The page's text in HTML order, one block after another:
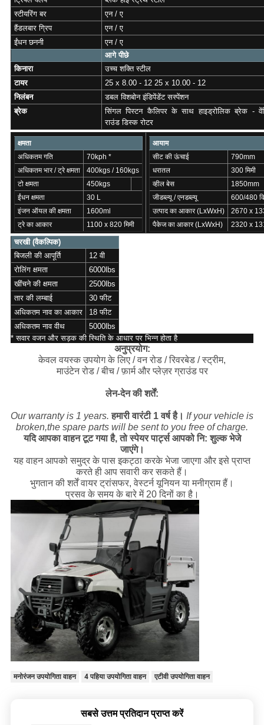
स्टीयरिंग बर
एन / ए
हैंडलबार ग्रिप
एन / ए
ईंधन छननी
एन / ए
आगे पीछे
किनारा
उच्च शक्ति स्टील
टायर
25 x 8.00 - 12 25 x 10.00 - 12
निलंबन
डबल विशबोन इंडिपेंडेंट सस्पेंशन
ब्रेक
सिंगल पिस्टन कैलिपर के साथ हाइड्रोलिक ब्रेक -
राउंड डिस्क रोटर
क्षमता
अधिकतम गति
70kph *
अधिकतम भार / ट्रे क्षमता
400kgs / 160kgs
टो क्षमता
450kgs
ईंधन क्षमता
30 L
इंजन ऑयल की क्षमता
1600ml
ट्रे का आकार
1100 x 820 मिमी
आयाम
सीट की ऊंचाई
790mm
धरातल
300 मिमी
व्हील बेस
1850mm
जीडब्ल्यू / एनडब्ल्यू
600/480
उत्पाद का आकार (LxWxH)
2670 x
पैकेज का आकार (LxWxH)
2320 x
चरखी (वैकल्पिक)
बिजली की आपूर्ति
12 वी
रोलिंग क्षमता
6000lbs
खींचने की क्षमता
2500lbs
तार की लम्बाई
30 फीट
अधिकतम नाव का आकार
18 फीट
अधिकतम नाव वीथ
5000lbs
* सवार वजन और सड़क की स्थिति के आधार पर भिन्न होता है
अनुप्रयोग:
केवल वयस्क उपयोग के लिए / वन रोड / रिवरबेड / स्ट्रीम,
माउंटेन रोड / बीच / फ़ार्म और प्लेज़र ग्राउंड पर
लेन-देन की शर्तें:
Our warranty is 1 years. हमारी वारंटी 1 वर्ष है। If your vehicle is
broken,the spare parts will be sent to you free of charge.
यदि आपका वाहन टूट गया है, तो स्पेयर पार्ट्स आपको नि: शुल्क भेजे
जाएंगे।
यह वाहन आपको समुद्र के पास इकट्ठा करके भेजा जाएगा और इसे प्राप्त
करते ही आप सवारी कर सकते हैं।
भुगतान की शर्तें वायर ट्रांसफर, वेस्टर्न यूनियन या मनीग्राम हैं।
प्रसव के समय के बारे में 20 दिनों का है।
मनोरंजन उपयोगिता वाहन 4 पहिया उपयोगिता वाहन एटीवी उपयोगिता वाहन
सबसे उत्तम प्रतिदान प्राप्त करें